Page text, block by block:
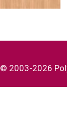
© 2003-2026